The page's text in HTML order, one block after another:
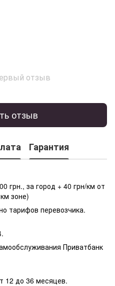
отзыв
отзыв
Гарантия
грн., за город + 40 грн/км от
зоне)
тарифов перевозчика.
Приватбанк
12 до 36 месяцев.